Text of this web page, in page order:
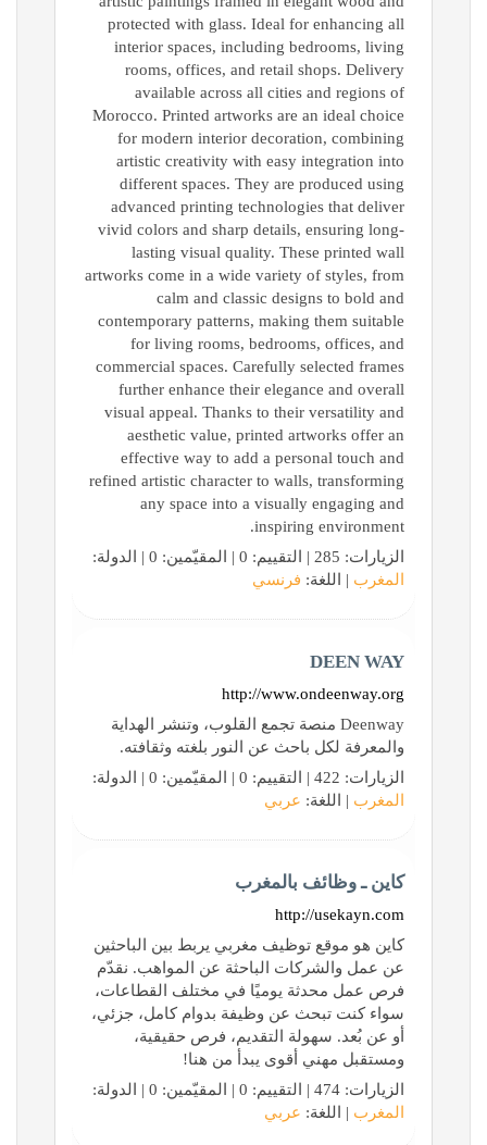
protected with glass. Ideal for enhancing all
interior spaces, including bedrooms, living
rooms, offices, and retail shops. Delivery
available across all cities and regions of
Morocco. Printed artworks are an ideal choice
for modern interior decoration, combining
artistic creativity with easy integration into
different spaces. They are produced using
advanced printing technologies that deliver
vivid colors and sharp details, ensuring long-
lasting visual quality. These printed wall
artworks come in a wide variety of styles, from
calm and classic designs to bold and
contemporary patterns, making them suitable
for living rooms, bedrooms, offices, and
commercial spaces. Carefully selected frames
further enhance their elegance and overall
visual appeal. Thanks to their versatility and
aesthetic value, printed artworks offer an
effective way to add a personal touch and
refined artistic character to walls, transforming
any space into a visually engaging and
inspiring environment.
الزيارات: 285 | التقييم: 0 | المقيّمين: 0 | الدولة:
المغرب | اللغة: فرنسي
DEEN WAY
http://www.ondeenway.org
Deenway منصة تجمع القلوب، وتنشر الهداية
والمعرفة لكل باحث عن النور بلغته وثقافته.
الزيارات: 422 | التقييم: 0 | المقيّمين: 0 | الدولة:
المغرب | اللغة: عربي
كاين ـ وظائف بالمغرب
http://usekayn.com
كاين هو موقع توظيف مغربي يربط بين الباحثين
عن عمل والشركات الباحثة عن المواهب. نقدّم
فرص عمل محدثة يوميًا في مختلف القطاعات،
سواء كنت تبحث عن وظيفة بدوام كامل، جزئي،
أو عن بُعد. سهولة التقديم، فرص حقيقية،
ومستقبل مهني أقوى يبدأ من هنا!
الزيارات: 474 | التقييم: 0 | المقيّمين: 0 | الدولة:
المغرب | اللغة: عربي